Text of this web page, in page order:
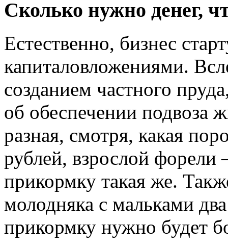
Сколько нужно денег,
Естественно, бизнес
капиталовложениями.
созданием частного
об обеспечении
разная, смотря, какая
рублей, взрослой
прикормку такая же.
молодняка с мальками
прикормку нужно будет